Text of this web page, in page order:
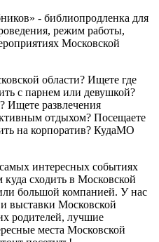
- библиопродленка для
режим работы,
Московской
области? Ищете где
с парнем или девушкой?
Ищете развлечения
отдыхом? Посещаете
на корпоратив? КудаМО
интересных событиях
сходить в Московской
большой компанией. У нас
выставки Московской
родителей, лучшие
места Московской